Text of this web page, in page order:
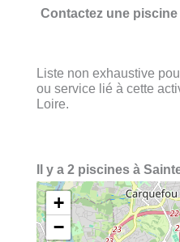
Contactez une
Liste non exhaustive
ou service lié à cette
Loire.
Il y a 2 piscines à
+
−